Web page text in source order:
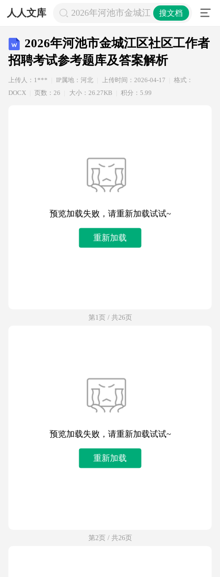
人人文库 2026年河池市金城江区社区工作者招
搜文档
2026年河池市金城江区社区工作者
招聘考试参考题库及答案解析
上传人：1*** IP属地：河北 上传时间：2026-04-17
格式：
DOCX
页数：26 大小：26.27KB 积分：5.99
预览加载失败，请重新加载试试~
重新加载
第1页 / 共26页
预览加载失败，请重新加载试试~
重新加载
第2页 / 共26页